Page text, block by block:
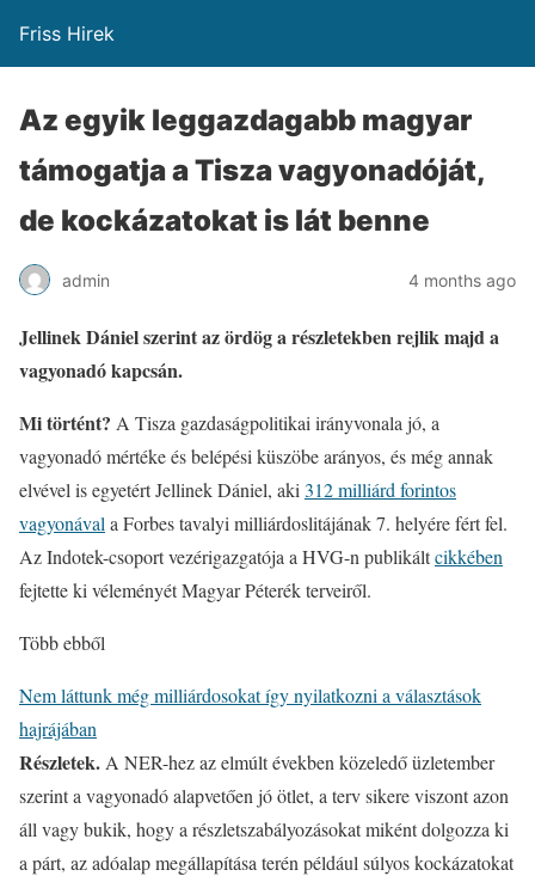
Friss Hirek
Az egyik leggazdagabb magyar
támogatja a Tisza vagyonadóját,
de kockázatokat is lát benne
admin 4 months ago
Jellinek Dániel szerint az ördög a részletekben rejlik majd a
vagyonadó kapcsán.
Mi történt? A Tisza gazdaságpolitikai irányvonala jó, a
vagyonadó mértéke és belépési küszöbe arányos, és még annak
elvével is egyetért Jellinek Dániel, aki 312 milliárd forintos
vagyonával a Forbes tavalyi milliárdoslitájának 7. helyére fért fel.
Az Indotek-csoport vezérigazgatója a HVG-n publikáltcikkében
fejtette ki véleményét Magyar Péterék terveiről.
Több ebből
Nem láttunk még milliárdosokat így nyilatkozni a választások
hajrájában
Részletek. A NER-hez az elmúlt években közeledő üzletember
szerint a vagyonadó alapvetően jó ötlet, a terv sikere viszont azon
áll vagy bukik, hogy a részletszabályozásokat miként dolgozza ki
a párt, az adóalap megállapítása terén például súlyos kockázatokat